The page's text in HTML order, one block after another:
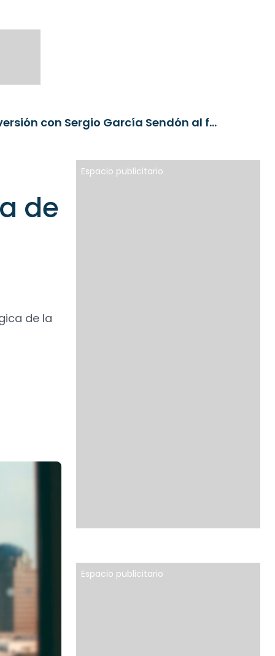
Tressis lanza un área de banca de inversión con Sergio García Sendón al frente
de
de la
Espacio publicitario
Espacio publicitario